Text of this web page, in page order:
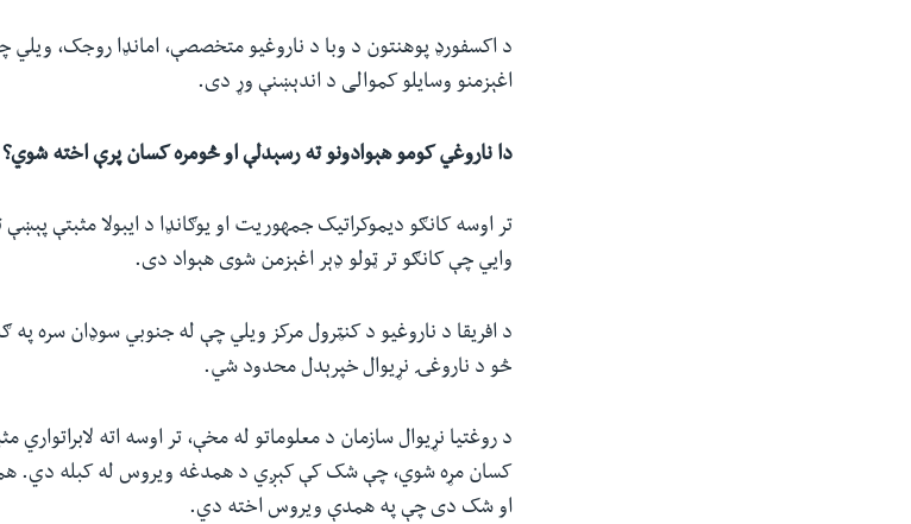
د اکسفورډ پوهنتون د وبا د ناروغیو متخصصې، امانډا روجک،
اغېزمنو وسایلو کموالی د اندېښنې وړ دی.
دا ناروغي کومو هېوادونو ته رسېدلې او څومره کسان پرې اخته شوي؟
تر اوسه کانګو دیموکراتیک جمهوریت او یوګانډا د ایبولا مثبتې
وایي چې کانګو تر ټولو ډېر اغېزمن شوی هېواد دی.
د افریقا د ناروغیو د کنټرول مرکز ویلي چې له جنوبي سوډان سره
څو د ناروغۍ نړیوال خپرېدل محدود شي.
او شک دی چې په همدې ویروس اخته دي.